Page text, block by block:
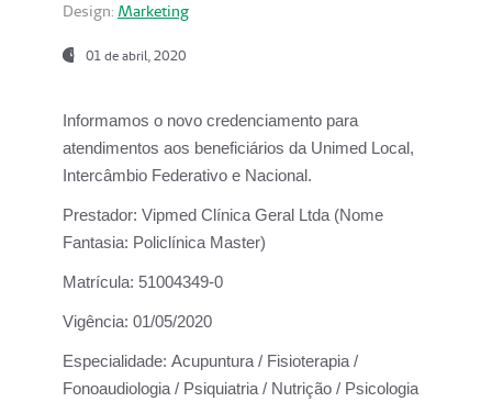
Design: Marketing
01 de abril, 2020
Informamos o novo credenciamento para
atendimentos aos beneficiários da Unimed Local,
Intercâmbio Federativo e Nacional.
Prestador: Vipmed Clínica Geral Ltda (Nome
Fantasia: Policlínica Master)
Matrícula: 51004349-0
Vigência: 01/05/2020
Especialidade: Acupuntura / Fisioterapia /
Fonoaudiologia / Psiquiatria / Nutrição / Psicologia